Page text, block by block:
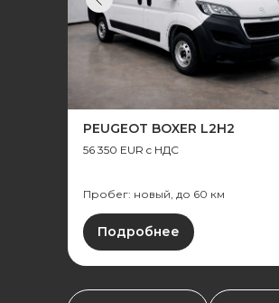
PEUGEOT BOXER L2H2
Пробег: новый, до 60 км
56 350 EUR c НДС
Подробнее